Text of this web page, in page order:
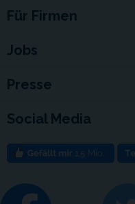
Für Firmen
Jobs
Presse
Social Media